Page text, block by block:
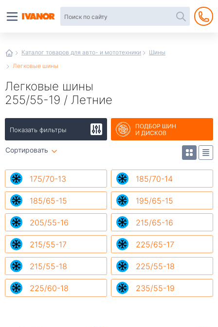
Каталог товаров для авто- и мототехники
Шины
Легковые шины
Легковые шины
255/55-19 / Летние
Показать фильтры
ПОДБОР ШИН
И ДИСКОВ
Сортировать
175/70-13 185/70-14
185/65-15 195/65-15
205/55-16 215/65-16
215/55-17 225/65-17
215/55-18 225/55-18
225/60-18 235/55-19
интернет-